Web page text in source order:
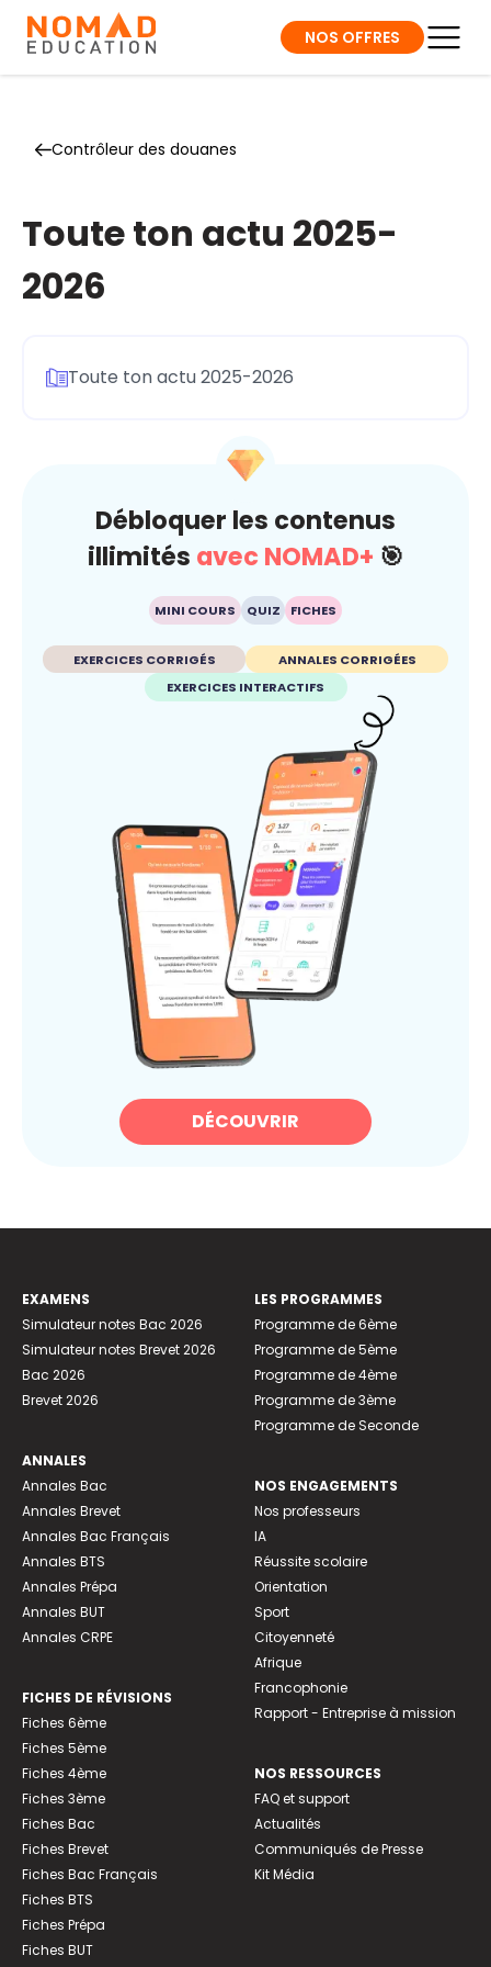
NOS OFFRES
Contrôleur des douanes
Toute ton actu 2025-
2026
Toute ton actu 2025-2026
Débloquer les contenus
illimités avec NOMAD+ 🎯
MINI COURS QUIZ FICHES
EXERCICES CORRIGÉS
ANNALES CORRIGÉES
EXERCICES INTERACTIFS
DÉCOUVRIR
EXAMENS
Simulateur notes Bac 2026
Simulateur notes Brevet 2026
Bac 2026
Brevet 2026
ANNALES
Annales Bac
Annales Brevet
Annales Bac Français
Annales BTS
Annales Prépa
Annales BUT
Annales CRPE
FICHES DE RÉVISIONS
Fiches 6ème
Fiches 5ème
Fiches 4ème
Fiches 3ème
Fiches Bac
Fiches Brevet
Fiches Bac Français
Fiches BTS
Fiches Prépa
Fiches BUT
LES PROGRAMMES
Programme de 6ème
Programme de 5ème
Programme de 4ème
Programme de 3ème
Programme de Seconde
NOS ENGAGEMENTS
Nos professeurs
IA
Réussite scolaire
Orientation
Sport
Citoyenneté
Afrique
Francophonie
Rapport - Entreprise à mission
NOS RESSOURCES
FAQ et support
Actualités
Communiqués de Presse
Kit Média